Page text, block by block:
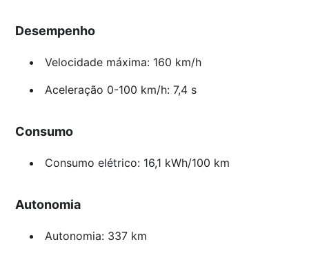
Desempenho
Velocidade máxima: 160 km/h
Aceleração 0-100 km/h: 7,4 s
Consumo
Consumo elétrico: 16,1 kWh/100 km
Autonomia
Autonomia: 337 km